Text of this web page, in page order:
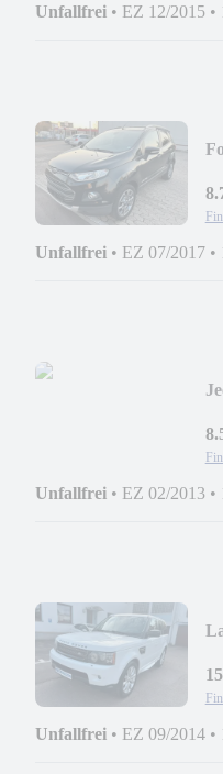
Unfallfrei • EZ 12/2015 •
Unfallfrei • EZ 07/2017 •
Unfallfrei • EZ 02/2013 •
Unfallfrei • EZ 09/2014 •